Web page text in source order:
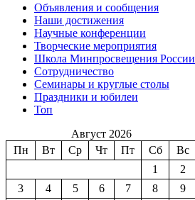
Объявления и сообщения
Наши достижения
Научные конференции
Творческие мероприятия
Школа Минпросвещения России
Сотрудничество
Семинары и круглые столы
Праздники и юбилеи
Топ
Август 2026
Пн
Вт Ср Чт Пт Сб
Вс
1
2
3
4 5 6 7 8
9